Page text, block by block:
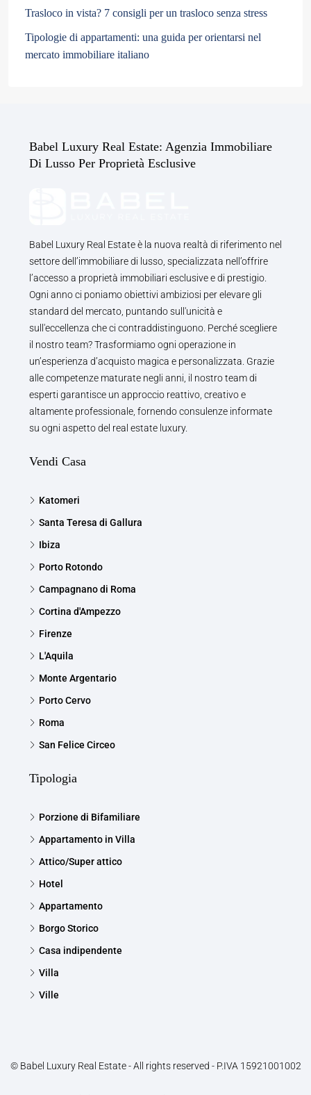
Trasloco in vista? 7 consigli per un trasloco senza stress
Tipologie di appartamenti: una guida per orientarsi nel
mercato immobiliare italiano
Babel Luxury Real Estate: Agenzia Immobiliare
Di Lusso Per Proprietà Esclusive
Babel Luxury Real Estate è la nuova realtà di riferimento nel
settore dell’immobiliare di lusso, specializzata nell’offrire
l’accesso a proprietà immobiliari esclusive e di prestigio.
Ogni anno ci poniamo obiettivi ambiziosi per elevare gli
standard del mercato, puntando sull'unicità e
sull'eccellenza che ci contraddistinguono. Perché scegliere
il nostro team? Trasformiamo ogni operazione in
un’esperienza d’acquisto magica e personalizzata. Grazie
alle competenze maturate negli anni, il nostro team di
esperti garantisce un approccio reattivo, creativo e
altamente professionale, fornendo consulenze informate
su ogni aspetto del real estate luxury.
Vendi Casa
Katomeri
Santa Teresa di Gallura
Ibiza
Porto Rotondo
Campagnano di Roma
Cortina d'Ampezzo
Firenze
L'Aquila
Monte Argentario
Porto Cervo
Roma
San Felice Circeo
Tipologia
Porzione di Bifamiliare
Appartamento in Villa
Attico/Super attico
Hotel
Appartamento
Borgo Storico
Casa indipendente
Villa
Ville
© Babel Luxury Real Estate - All rights reserved - P.IVA 15921001002